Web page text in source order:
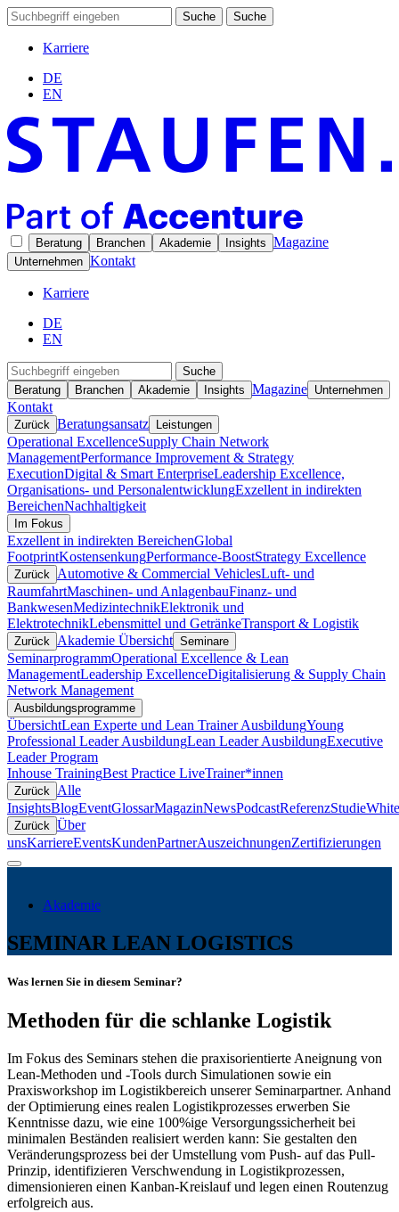
Suche Suche
Karriere
DE
EN
Beratung Branchen Akademie Insights Magazine
Unternehmen Kontakt
Karriere
DE
EN
Suche
Beratung
Branchen Akademie Insights Magazine Unternehmen
Kontakt
Zurück Beratungsansatz Leistungen
Operational ExcellenceSupply Chain Network
ManagementPerformance Improvement & Strategy
ExecutionDigital & Smart EnterpriseLeadership Excellence,
Organisations- und PersonalentwicklungExzellent in indirekten
BereichenNachhaltigkeit
Im Fokus
Exzellent in indirekten BereichenGlobal
FootprintKostensenkungPerformance-BoostStrategy Excellence
Zurück Automotive & Commercial VehiclesLuft- und
RaumfahrtMaschinen- und AnlagenbauFinanz- und
BankwesenMedizintechnikElektronik und
ElektrotechnikLebensmittel und GetränkeTransport & Logistik
Zurück Akademie Übersicht Seminare
SeminarprogrammOperational Excellence & Lean
ManagementLeadership ExcellenceDigitalisierung & Supply Chain
Network Management
Ausbildungsprogramme
ÜbersichtLean Experte und Lean Trainer AusbildungYoung
Professional Leader AusbildungLean Leader AusbildungExecutive
Leader Program
Inhouse TrainingBest Practice LiveTrainer*innen
Zurück
Alle
InsightsBlogEventGlossarMagazinNewsPodcastReferenzStudie
Zurück Über
unsKarriereEventsKundenPartnerAuszeichnungenZertifizierungen
Akademie
SEMINAR LEAN LOGISTICS
Was lernen Sie in diesem Seminar?
Methoden für die schlanke Logistik
Im Fokus des Seminars stehen die praxisorientierte Aneignung von
Lean-Methoden und -Tools durch Simulationen sowie ein
Praxisworkshop im Logistikbereich unserer Seminarpartner. Anhand
der Optimierung eines realen Logistikprozesses erwerben Sie
Kenntnisse dazu, wie eine 100%ige Versorgungssicherheit bei
minimalen Beständen realisiert werden kann: Sie gestalten den
Veränderungsprozess bei der Umstellung vom Push- auf das Pull-
Prinzip, identifizieren Verschwendung in Logistikprozessen,
dimensionieren einen Kanban-Kreislauf und legen einen Routenzug
erfolgreich aus.